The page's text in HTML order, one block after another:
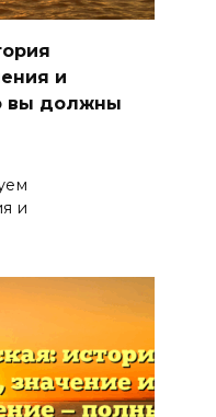
и
вы должны
и